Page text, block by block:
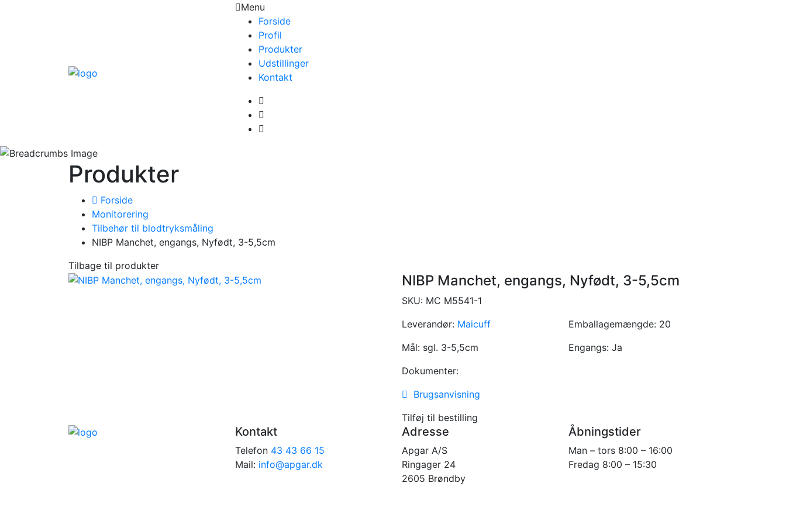
Menu
Forside
Profil
Produkter
Udstillinger
Kontakt
Produkter
Forside
Monitorering
Tilbehør til blodtryksmåling
NIBP Manchet, engangs, Nyfødt, 3-5,5cm
Tilbage til produkter
NIBP Manchet, engangs, Nyfødt, 3-5,5cm
SKU: MC M5541-1
Leverandør: Maicuff Emballagemængde: 20
Mål: sgl. 3-5,5cm Engangs: Ja
Dokumenter:
Brugsanvisning
Tilføj til bestilling
Kontakt
Telefon 43 43 66 15
Mail: info@apgar.dk
Adresse
Apgar A/S
Ringager 24
2605 Brøndby
Åbningstider
Man – tors 8:00 – 16:00
Fredag 8:00 – 15:30